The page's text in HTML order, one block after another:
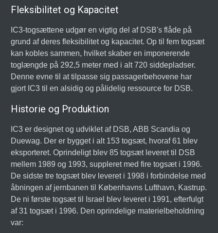
Fleksibilitet og Kapacitet
IC3-togsættene udgør en vigtig del af DSB's flåde på
grund af deres fleksibilitet og kapacitet. Op til fem togsæt
kan kobles sammen, hvilket skaber en imponerende
toglængde på 292,5 meter med i alt 720 siddepladser.
Denne evne til at tilpasse sig passagerbehovene har
gjort IC3 til en alsidig og pålidelig ressource for DSB.
Historie og Produktion
IC3 er designet og udviklet af DSB, ABB Scandia og
Duewag. Der er bygget i alt 153 togsæt, hvoraf 61 blev
eksporteret. Oprindeligt blev 85 togsæt leveret til DSB
mellem 1989 og 1993, suppleret med fire togsæt i 1996.
De sidste tre togsæt blev leveret i 1998 i forbindelse med
åbningen af jernbanen til Københavns Lufthavn, Kastrup.
De ni første togsæt til Israel blev leveret i 1991, efterfulgt
af 31 togsæt i 1996. Den oprindelige materielbeholdning
var: